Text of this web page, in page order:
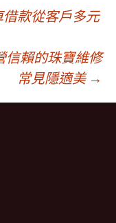
款從客戶多元
信賴的珠寶維修
常見隱適美 →